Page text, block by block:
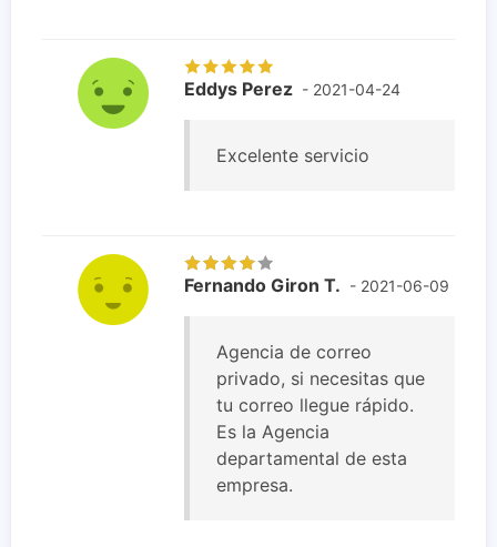
Eddys Perez - 2021-04-24
Excelente servicio
Fernando Giron T. - 2021-06-09
Agencia de correo
privado, si necesitas que
tu correo llegue rápido.
Es la Agencia
departamental de esta
empresa.